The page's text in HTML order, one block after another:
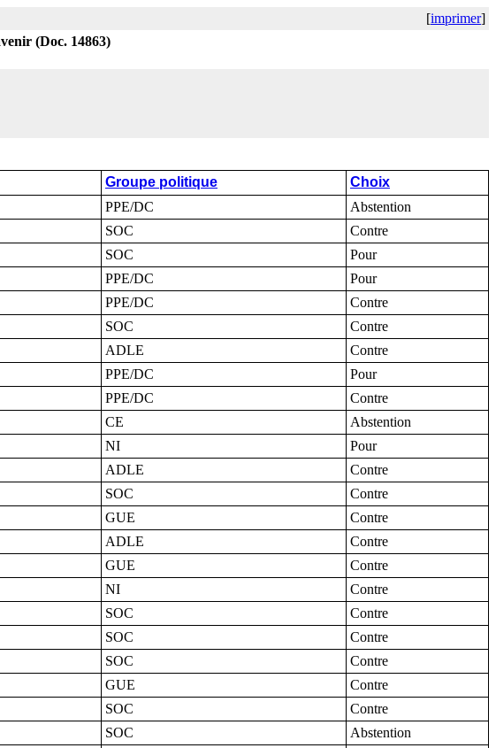
[imprimer]
(Doc. 14863)
Groupe politique
Choix
PPE/DC
Abstention
SOC
Contre
SOC
Pour
PPE/DC
Pour
PPE/DC
Contre
SOC
Contre
ADLE
Contre
PPE/DC
Pour
PPE/DC
Contre
CE
Abstention
NI
Pour
ADLE
Contre
SOC
Contre
GUE
Contre
ADLE
Contre
GUE
Contre
NI
Contre
SOC
Contre
SOC
Contre
SOC
Contre
GUE
Contre
SOC
Contre
SOC
Abstention